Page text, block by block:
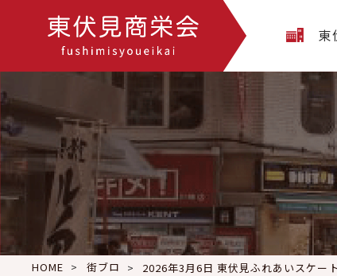
東
HOME 街ブロ 2026年3月6日 東伏見ふれあいスケー